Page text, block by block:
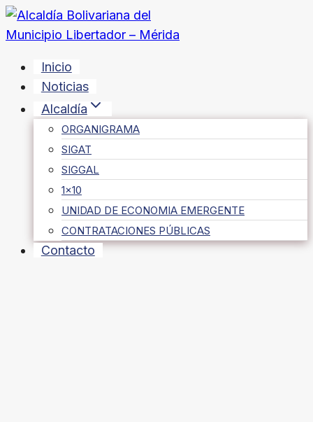
Saltar
al
Inicio
Noticias
Alcaldía
ORGANIGRAMA
SIGAT
SIGGAL
1×10
UNIDAD DE ECONOMIA EMERGENTE
CONTRATACIONES PÚBLICAS
Contacto